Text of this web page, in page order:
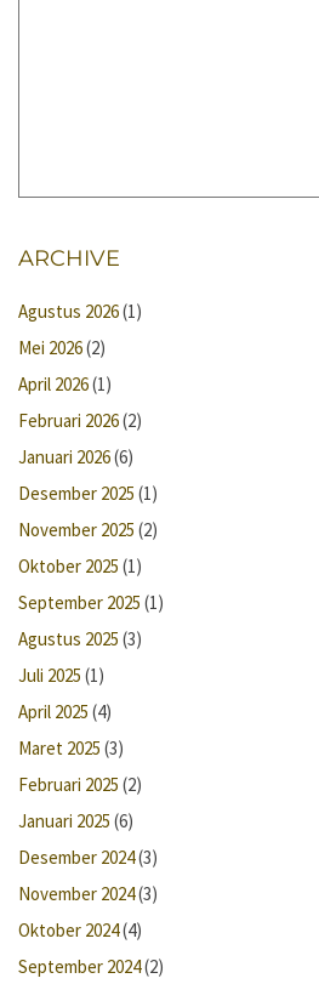
ARCHIVE
Agustus 2026(1)
Mei 2026(2)
April 2026(1)
Februari 2026(2)
Januari 2026(6)
Desember 2025 (1)
November 2025 (2)
Oktober 2025 (1)
September 2025 (1)
Agustus 2025 (3)
Juli 2025 (1)
April 2025 (4)
Maret 2025 (3)
Februari 2025 (2)
Januari 2025 (6)
Desember 2024(3)
November 2024(3)
Oktober 2024(4)
September 2024(2)